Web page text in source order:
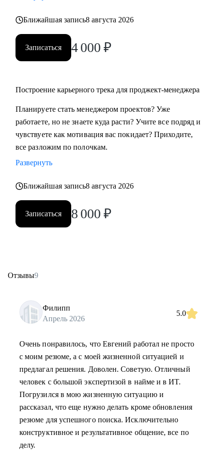
Ближайшая запись8 августа 2026
Записаться 4 000 ₽
Построение карьерного трека для проджект-менеджера
Планируете стать менеджером проектов? Уже
работаете, но не знаете куда расти? Учите все подряд и
чувствуете как мотивация вас покидает? Приходите,
все разложим по полочкам.
Развернуть
Ближайшая запись8 августа 2026
Записаться 8 000 ₽
Отзывы9
Филипп
Апрель 2026
5.0
Очень понравилось, что Евгений работал не просто
с моим резюме, а с моей жизненной ситуацией и
предлагал решения. Доволен. Советую. Отличный
человек с большой экспертизой в найме и в ИТ.
Погрузился в мою жизненную ситуацию и
рассказал, что еще нужно делать кроме обновления
резюме для успешного поиска. Исключительно
конструктивное и результативное общение, все по
делу.